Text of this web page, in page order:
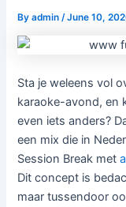
Byadmin /June 10,
Sta je weleens vol
karaoke-avond, en
even iets anders?
een mix die in
Session Break met
Dit concept is
maar tussendoor